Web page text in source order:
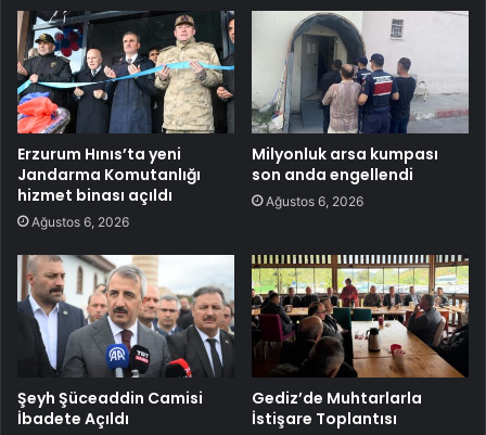
Erzurum Hınıs’ta yeni
Jandarma Komutanlığı
hizmet binası açıldı
Ağustos 6, 2026
Milyonluk arsa kumpası
son anda engellendi
Ağustos 6, 2026
Şeyh Şüceaddin Camisi
İbadete Açıldı
Gediz’de Muhtarlarla
İstişare Toplantısı